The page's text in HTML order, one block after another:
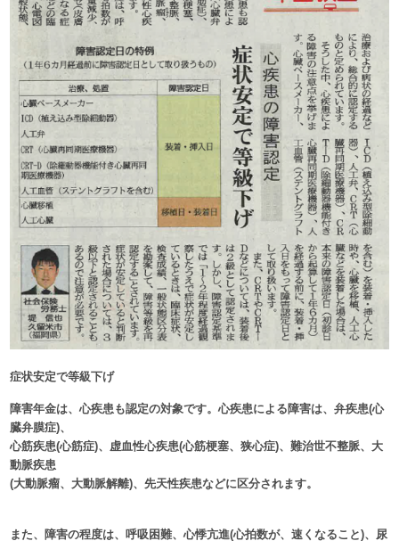
症状安定で等級下げ
障害年金は、心疾患も認定の対象です。心疾患による障害は、弁疾患(心
臓弁膜症)、
心筋疾患(心筋症)、虚血性心疾患(心筋梗塞、狭心症)、難治世不整脈、大
動脈疾患
(大動脈瘤、大動脈解離)、先天性疾患などに区分されます。
また、障害の程度は、呼吸困難、心悸亢進(心拍数が、速くなること)、尿